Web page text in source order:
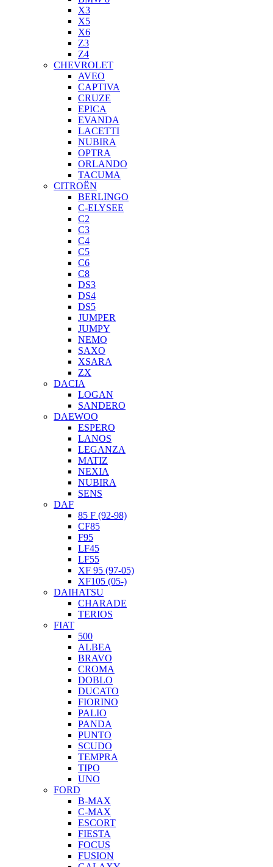
X3
X5
X6
Z3
Z4
CHEVROLET
AVEO
CAPTIVA
CRUZE
EPICA
EVANDA
LACETTI
NUBIRA
OPTRA
ORLANDO
TACUMA
CITROËN
BERLINGO
C-ELYSEE
C2
C3
C4
C5
C6
C8
DS3
DS4
DS5
JUMPER
JUMPY
NEMO
SAXO
XSARA
ZX
DACIA
LOGAN
SANDERO
DAEWOO
ESPERO
LANOS
LEGANZA
MATIZ
NEXIA
NUBIRA
SENS
DAF
85 F (92-98)
CF85
F95
LF45
LF55
XF 95 (97-05)
XF105 (05-)
DAIHATSU
CHARADE
TERIOS
FIAT
500
ALBEA
BRAVO
CROMA
DOBLO
DUCATO
FIORINO
PALIO
PANDA
PUNTO
SCUDO
TEMPRA
TIPO
UNO
FORD
B-MAX
C-MAX
ESCORT
FIESTA
FOCUS
FUSION